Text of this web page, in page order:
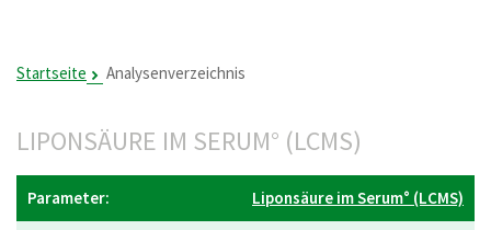
Startseite Analysenverzeichnis
LIPONSÄURE IM SERUM° (LCMS)
Liponsäure im Serum° (LCMS)